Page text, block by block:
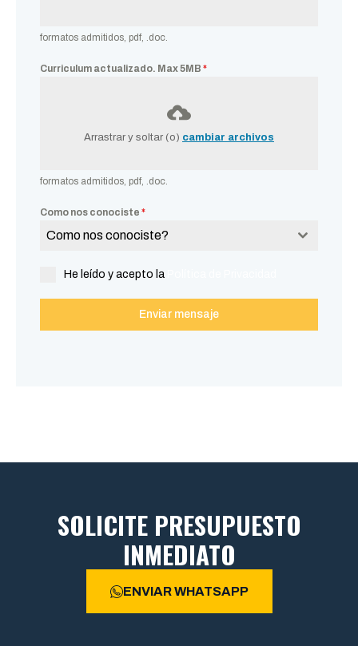
formatos admitidos, pdf, .doc.
Curriculum actualizado. Max 5MB *
Arrastrar y soltar (o) cambiar archivos
formatos admitidos, pdf, .doc.
Como nos conociste *
Como nos conociste?
He leído y acepto la
Enviar mensaje
SOLICITE PRESUPUESTO
INMEDIATO
ENVIAR WHATSAPP